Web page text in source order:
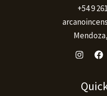
+54 9